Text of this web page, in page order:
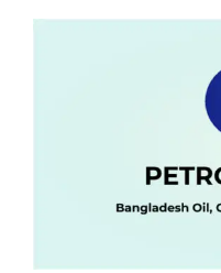
পেট্রোবাংলা ও এর অধীন